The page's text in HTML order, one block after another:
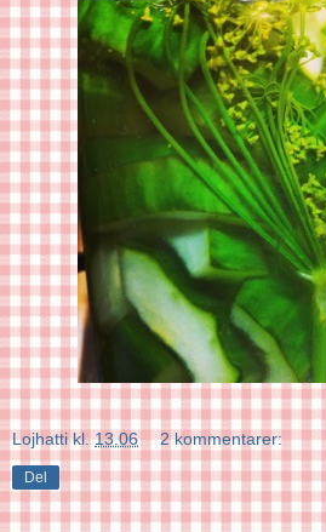
Lojhatti kl.13.06 2 kommentarer:
Del